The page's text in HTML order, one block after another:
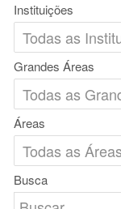
Instituições
Grandes Áreas
Áreas
Busca